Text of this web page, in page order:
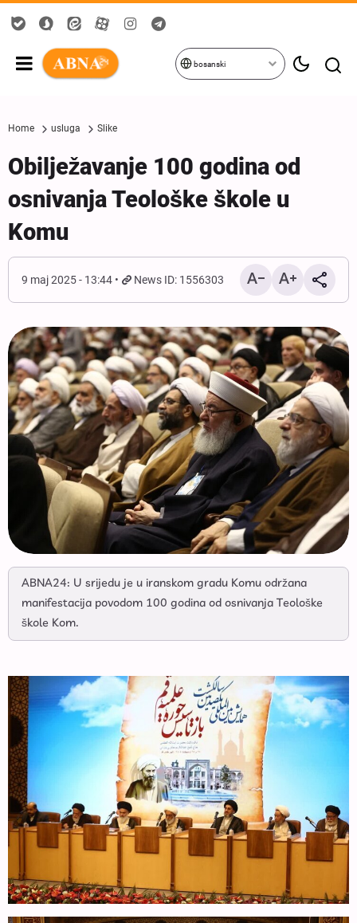
bosanski
Home usluga Slike
Obilježavanje 100 godina od
osnivanja Teološke škole u
Komu
9 maj 2025 - 13:44 News ID: 1556303
ABNA24: U srijedu je u iranskom gradu Komu održana
manifestacija povodom 100 godina od osnivanja Teološke
škole Kom.